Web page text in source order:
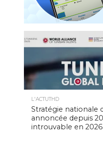
L'ACTUTHD
Stratégie nationale
annoncée depuis
introuvable en 2026